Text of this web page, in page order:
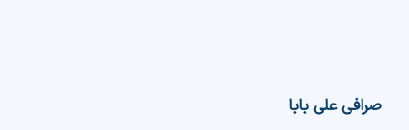
صرافی علی بابا